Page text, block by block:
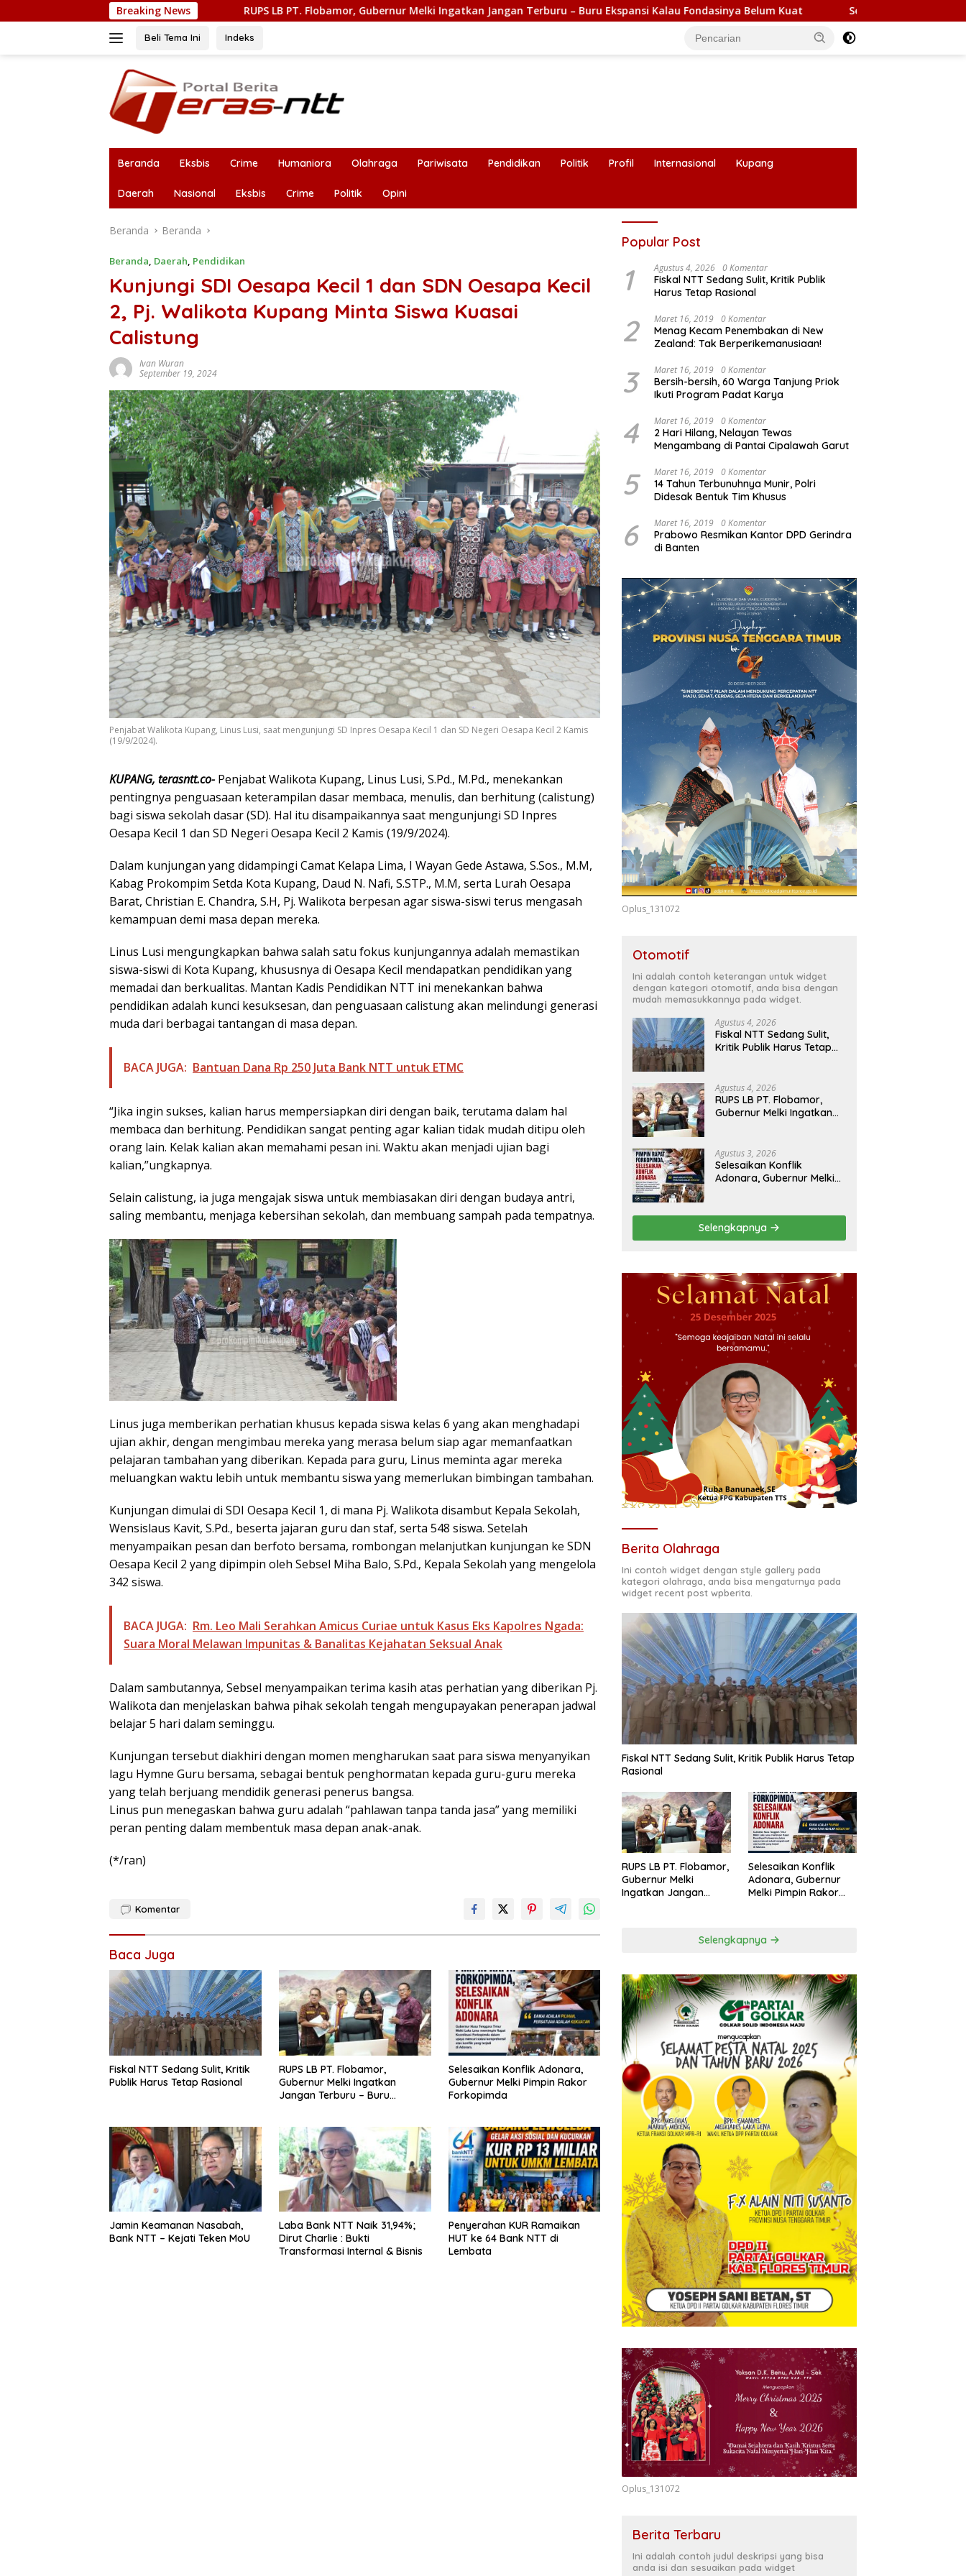
ke
Breaking News
RUPS LB PT. Flobamor, Gubernur Melki Ingatkan Jangan Terburu – Buru Ekspansi Kalau Fondasinya Belum Kuat Selesaikan Konflik Adonara, Gubernur Melki
Beli Tema Ini Indeks
Beranda Eksbis Crime Humaniora Olahraga Pariwisata Pendidikan Politik Profil Internasional Kupang
Daerah Nasional Eksbis Crime Politik Opini
Beranda Beranda
Beranda, Daerah, Pendidikan
Kunjungi SDI Oesapa Kecil 1 dan SDN Oesapa Kecil
2, Pj. Walikota Kupang Minta Siswa Kuasai
Calistung
Ivan Wuran
September 19, 2024
Penjabat Walikota Kupang, Linus Lusi, saat mengunjungi SD Inpres Oesapa Kecil 1 dan SD Negeri Oesapa Kecil 2 Kamis
(19/9/2024).
KUPANG, terasntt.co- Penjabat Walikota Kupang, Linus Lusi, S.Pd., M.Pd., menekankan
pentingnya penguasaan keterampilan dasar membaca, menulis, dan berhitung (calistung)
bagi siswa sekolah dasar (SD). Hal itu disampaikannya saat mengunjungi SD Inpres
Oesapa Kecil 1 dan SD Negeri Oesapa Kecil 2 Kamis (19/9/2024).
Dalam kunjungan yang didampingi Camat Kelapa Lima, I Wayan Gede Astawa, S.Sos., M.M,
Kabag Prokompim Setda Kota Kupang, Daud N. Nafi, S.STP., M.M, serta Lurah Oesapa
Barat, Christian E. Chandra, S.H, Pj. Walikota berpesan agar siswa-siswi terus mengasah
kemampuan demi masa depan mereka.
Linus Lusi mengungkapkan bahwa salah satu fokus kunjungannya adalah memastikan
siswa-siswi di Kota Kupang, khususnya di Oesapa Kecil mendapatkan pendidikan yang
memadai dan berkualitas. Mantan Kadis Pendidikan NTT ini menekankan bahwa
pendidikan adalah kunci kesuksesan, dan penguasaan calistung akan melindungi generasi
muda dari berbagai tantangan di masa depan.
BACA JUGA: Bantuan Dana Rp 250 Juta Bank NTT untuk ETMC
“Jika ingin sukses, kalian harus mempersiapkan diri dengan baik, terutama dalam hal
membaca dan berhitung. Pendidikan sangat penting agar kalian tidak mudah ditipu oleh
orang lain. Kelak kalian akan memahami pesan ini. Waktu akan menjadi ujian bagi
kalian,”ungkapnya.
Selain calistung, ia juga mengajak siswa untuk membiasakan diri dengan budaya antri,
saling membantu, menjaga kebersihan sekolah, dan membuang sampah pada tempatnya.
Linus juga memberikan perhatian khusus kepada siswa kelas 6 yang akan menghadapi
ujian akhir, dengan mengimbau mereka yang merasa belum siap agar memanfaatkan
pelajaran tambahan yang diberikan. Kepada para guru, Linus meminta agar mereka
meluangkan waktu lebih untuk membantu siswa yang memerlukan bimbingan tambahan.
Kunjungan dimulai di SDI Oesapa Kecil 1, di mana Pj. Walikota disambut Kepala Sekolah,
Wensislaus Kavit, S.Pd., beserta jajaran guru dan staf, serta 548 siswa. Setelah
menyampaikan pesan dan berfoto bersama, rombongan melanjutkan kunjungan ke SDN
Oesapa Kecil 2 yang dipimpin oleh Sebsel Miha Balo, S.Pd., Kepala Sekolah yang mengelola
342 siswa.
BACA JUGA: Rm. Leo Mali Serahkan Amicus Curiae untuk Kasus Eks Kapolres Ngada:
Suara Moral Melawan Impunitas & Banalitas Kejahatan Seksual Anak
Dalam sambutannya, Sebsel menyampaikan terima kasih atas perhatian yang diberikan Pj.
Walikota dan menjelaskan bahwa pihak sekolah tengah mengupayakan penerapan jadwal
belajar 5 hari dalam seminggu.
Kunjungan tersebut diakhiri dengan momen mengharukan saat para siswa menyanyikan
lagu Hymne Guru bersama, sebagai bentuk penghormatan kepada guru-guru mereka
yang telah berjuang mendidik generasi penerus bangsa.
Linus pun menegaskan bahwa guru adalah “pahlawan tanpa tanda jasa” yang memiliki
peran penting dalam membentuk masa depan anak-anak.
(*/ran)
Komentar
Baca Juga
Fiskal NTT Sedang Sulit, Kritik
Publik Harus Tetap Rasional
RUPS LB PT. Flobamor,
Gubernur Melki Ingatkan
Jangan Terburu – Buru
Selesaikan Konflik Adonara,
Gubernur Melki Pimpin Rakor
Forkopimda
Jamin Keamanan Nasabah,
Bank NTT – Kejati Teken MoU
Laba Bank NTT Naik 31,94%;
Dirut Charlie : Bukti
Transformasi Internal & Bisnis
Penyerahan KUR Ramaikan
HUT ke 64 Bank NTT di
Lembata
Popular Post
1 Agustus 4, 2026 0 Komentar
Fiskal NTT Sedang Sulit, Kritik Publik
Harus Tetap Rasional
2 Maret 16, 2019 0 Komentar
Menag Kecam Penembakan di New
Zealand: Tak Berperikemanusiaan!
3 Maret 16, 2019 0 Komentar
Bersih-bersih, 60 Warga Tanjung Priok
Ikuti Program Padat Karya
4 Maret 16, 2019 0 Komentar
2 Hari Hilang, Nelayan Tewas
Mengambang di Pantai Cipalawah Garut
5 Maret 16, 2019 0 Komentar
14 Tahun Terbunuhnya Munir, Polri
Didesak Bentuk Tim Khusus
6 Maret 16, 2019 0 Komentar
Prabowo Resmikan Kantor DPD Gerindra
di Banten
Oplus_131072
Otomotif
Ini adalah contoh keterangan untuk widget
dengan kategori otomotif, anda bisa dengan
mudah memasukkannya pada widget.
Agustus 4, 2026
Fiskal NTT Sedang Sulit,
Kritik Publik Harus Tetap
Agustus 4, 2026
RUPS LB PT. Flobamor,
Gubernur Melki Ingatkan
Fondasinya Belum Kuat
Agustus 3, 2026
Selesaikan Konflik
Adonara, Gubernur Melki
Selengkapnya
Berita Olahraga
Ini contoh widget dengan style gallery pada
kategori olahraga, anda bisa mengaturnya pada
widget recent post wpberita.
Fiskal NTT Sedang Sulit, Kritik Publik Harus Tetap
Rasional
RUPS LB PT. Flobamor,
Gubernur Melki
Ingatkan Jangan
Selesaikan Konflik
Adonara, Gubernur
Melki Pimpin Rakor
Selengkapnya
Oplus_131072
Berita Terbaru
Ini adalah contoh judul deskripsi yang bisa
anda isi dan sesuaikan pada widget